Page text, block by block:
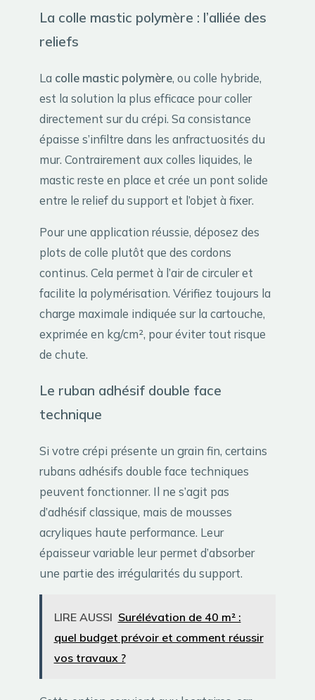
La colle mastic polymère : l’alliée des
reliefs
La colle mastic polymère, ou colle hybride,
est la solution la plus efficace pour coller
directement sur du crépi. Sa consistance
épaisse s’infiltre dans les anfractuosités du
mur. Contrairement aux colles liquides, le
mastic reste en place et crée un pont solide
entre le relief du support et l’objet à fixer.
Pour une application réussie, déposez des
plots de colle plutôt que des cordons
continus. Cela permet à l’air de circuler et
facilite la polymérisation. Vérifiez toujours la
charge maximale indiquée sur la cartouche,
exprimée en kg/cm², pour éviter tout risque
de chute.
Le ruban adhésif double face
technique
Si votre crépi présente un grain fin, certains
rubans adhésifs double face techniques
peuvent fonctionner. Il ne s’agit pas
d’adhésif classique, mais de mousses
acryliques haute performance. Leur
épaisseur variable leur permet d’absorber
une partie des irrégularités du support.
LIRE AUSSI Surélévation de 40 m² :
quel budget prévoir et comment réussir
vos travaux ?